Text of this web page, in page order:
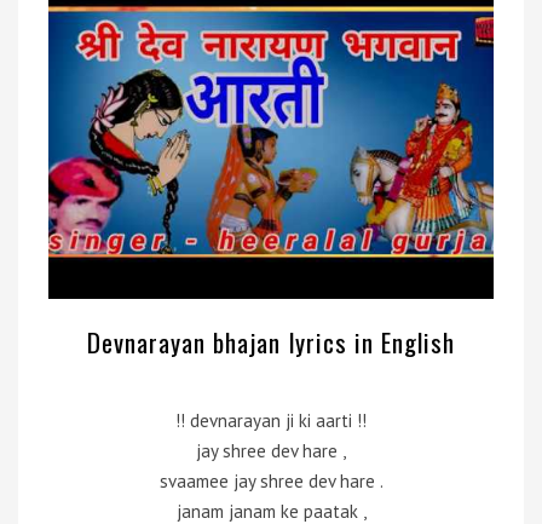
Devnarayan bhajan lyrics in English
!! devnarayan ji ki aarti !!
jay shree dev hare ,
svaamee jay shree dev hare .
janam janam ke paatak ,